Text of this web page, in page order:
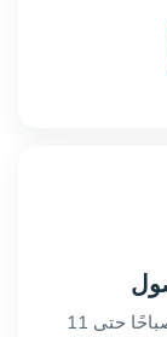
خدمة العملاء متاحة يوميًا من الساعة 10 صباحًا حتى 11